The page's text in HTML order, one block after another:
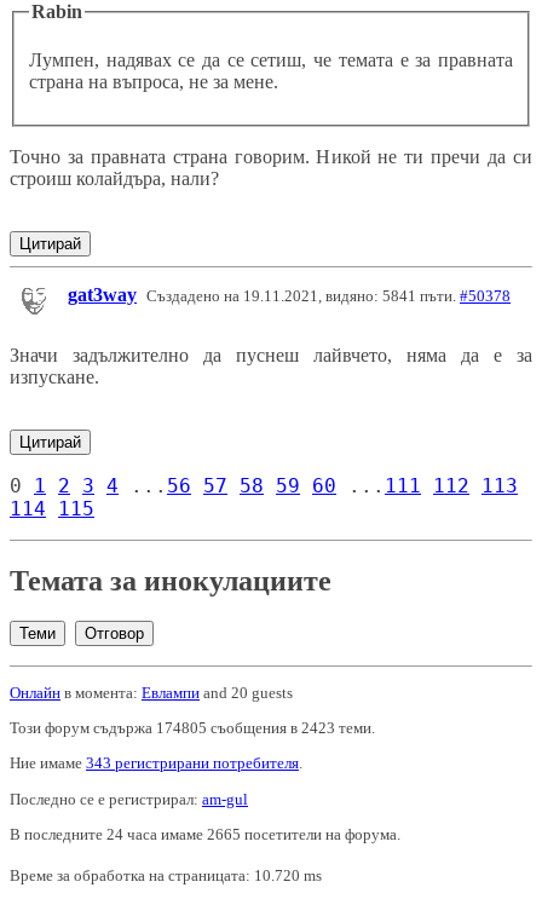
Rabin
Лумпен, надявах се да се сетиш, че темата е за правната
страна на въпроса, не за мене.
Точно за правната страна говорим. Никой не ти пречи да си
строиш колайдъра, нали?
Цитирай
gat3way Създадено на 19.11.2021, видяно: 5841 пъти. #50378
Значи задължително да пуснеш лайвчето, няма да е за
изпускане.
Цитирай
0 1 2 3 4 ... 56 57 58 59 60 ... 111 112
113
114
115
Темата за инокулациите
Теми Отговор
Онлайн в момента: Евлампи and 20 guests
Този форум съдържа 174805 съобщения в 2423 теми.
Ние имаме 343 регистрирани потребителя.
Последно се е регистрирал: am-gul
В последните 24 часа имаме 2665 посетители на форума.
Време за обработка на страницата: 10.720 ms